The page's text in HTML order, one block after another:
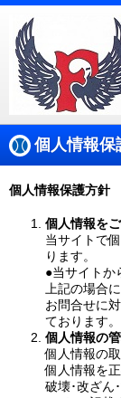
個人情報保
個人情報保護方針
個人情報を
当サイトで
ります。
●当サイトか
上記の場合
お問合せに
ております。
個人情報の
個人情報の
個人情報を
破壊･改ざん